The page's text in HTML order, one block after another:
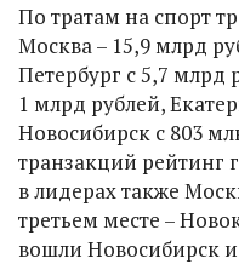
По тратам на спорт
Москва – 15,9 млрд
Петербург с 5,7
1 млрд рублей,
Новосибирск с 803
транзакций рейтинг
в лидерах также
третьем месте –
вошли Новосибирск